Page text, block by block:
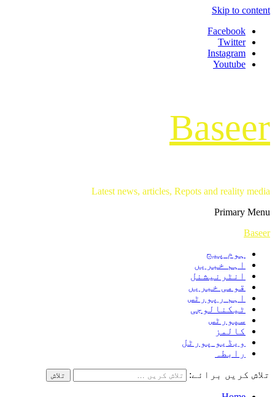
Skip to content
Facebook
Twitter
Instagram
Youtube
Baseer
Latest news, articles, Repots and reality media
Primary Menu
Baseer
ہوم پیج
اہم خبریں
انٹرنیشنل
قومی خبریں
اہم رپورٹس
ٹیکنالوجی
سپورٹس
کالمز
ویڈیو پورٹل
رابطہ
تلاش کریں برائے: